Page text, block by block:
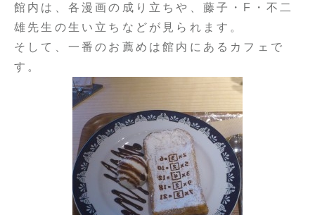
館内は、各漫画の成り立ちや、藤子・F・不二
雄先生の生い立ちなどが見られます。
そして、一番のお薦めは館内にあるカフェで
す。